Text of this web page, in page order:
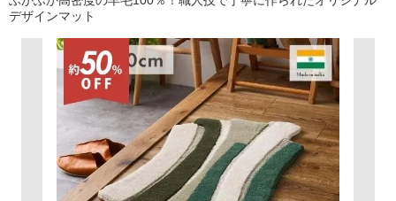
デザインマット